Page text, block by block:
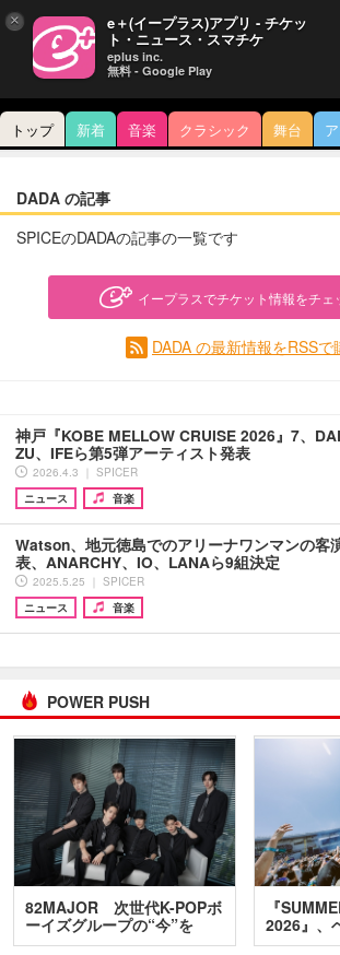
トップ 新着 音楽 クラシック 舞台
DADA の記事
SPICEのDADAの記事の一覧です
イープラスでチケット情報をチェ
DADA の最新情報をRSSで
神戸『KOBE MELLOW CRUISE 2026』7、
ZU、IFEら第5弾アーティスト発表
2026.4.3 ｜ SPICER
ニュース
音楽
Watson、地元徳島でのアリーナワンマンの客
表、ANARCHY、IO、LANAら9組決定
2025.5.25 ｜ SPICER
ニュース
音楽
POWER PUSH
82MAJOR 次世代K-POPボ
ーイズグループの“今”を
訊…
『
2026』、
× e＋(イープラス)アプリ - チケッ
ト・ニュース・スマチケ
eplus inc.
無料 - Google Play